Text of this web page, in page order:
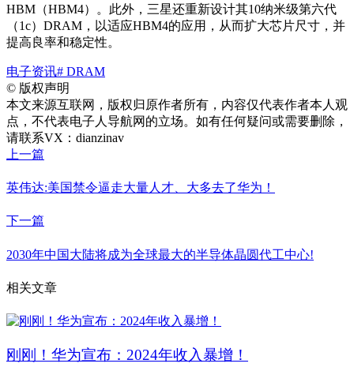
HBM（HBM4）。此外，三星还重新设计其10纳米级第六代
（1c）DRAM，以适应HBM4的应用，从而扩大芯片尺寸，并
提高良率和稳定性。
电子资讯# DRAM
© 版权声明
本文来源互联网，版权归原作者所有，内容仅代表作者本人观
点，不代表电子人导航网的立场。如有任何疑问或需要删除，
请联系VX：dianzinav
上一篇
英伟达:美国禁令逼走大量人才、大多去了华为！
下一篇
2030年中国大陆将成为全球最大的半导体晶圆代工中心!
相关文章
刚刚！华为宣布：2024年收入暴增！